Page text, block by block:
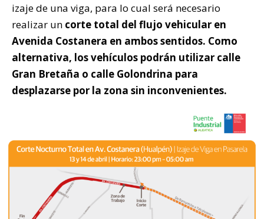
izaje de una viga, para lo cual será necesario
realizar un corte total del flujo vehicular en
Avenida Costanera en ambos sentidos. Como
alternativa, los vehículos podrán utilizar calle
Gran Bretaña o calle Golondrina para
desplazarse por la zona sin inconvenientes.